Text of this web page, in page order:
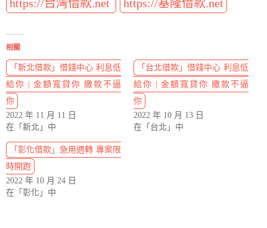
https://台灣借款.net https://基隆借款.net
相關
「新北借款」借錢中心 利息低
給你 | 金額寬貸你 繳款不逼
你
2022 年 11 月 11 日
在「新北」中
「台北借款」借錢中心 利息低
給你 | 金額寬貸你 繳款不逼
你
2022 年 10 月 13 日
在「台北」中
「彰化借款」急用週轉 專案限
時開跑
2022 年 10 月 24 日
在「彰化」中